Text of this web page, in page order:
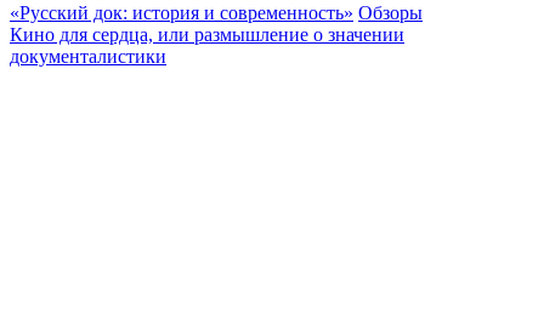
«Русский док: история и современность» Обзоры
Кино для сердца, или размышление о значении
документалистики